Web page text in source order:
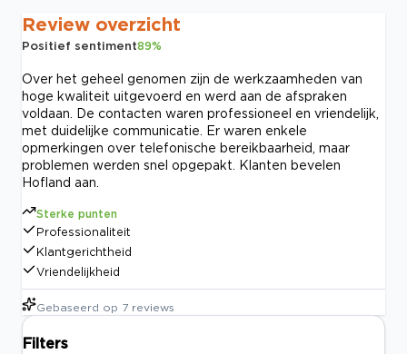
Review overzicht
Positief sentiment89%
Over het geheel genomen zijn de werkzaamheden van
hoge kwaliteit uitgevoerd en werd aan de afspraken
voldaan. De contacten waren professioneel en vriendelijk,
met duidelijke communicatie. Er waren enkele
opmerkingen over telefonische bereikbaarheid, maar
problemen werden snel opgepakt. Klanten bevelen
Hofland aan.
Sterke punten
Professionaliteit
Klantgerichtheid
Vriendelijkheid
Gebaseerd op 7 reviews
Filters